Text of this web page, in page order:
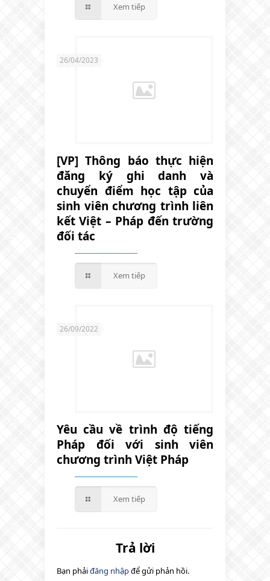
Xem tiếp
26/04/2023
[VP] Thông báo thực hiện
đăng ký ghi danh và
chuyển điểm học tập của
sinh viên chương trình liên
kết Việt – Pháp đến trường
đối tác
Xem tiếp
26/09/2022
Yêu cầu về trình độ tiếng
Pháp đối với sinh viên
chương trình Việt Pháp
Xem tiếp
Trả lời
Bạn phảiđăng nhậpđể gửi phản hồi.